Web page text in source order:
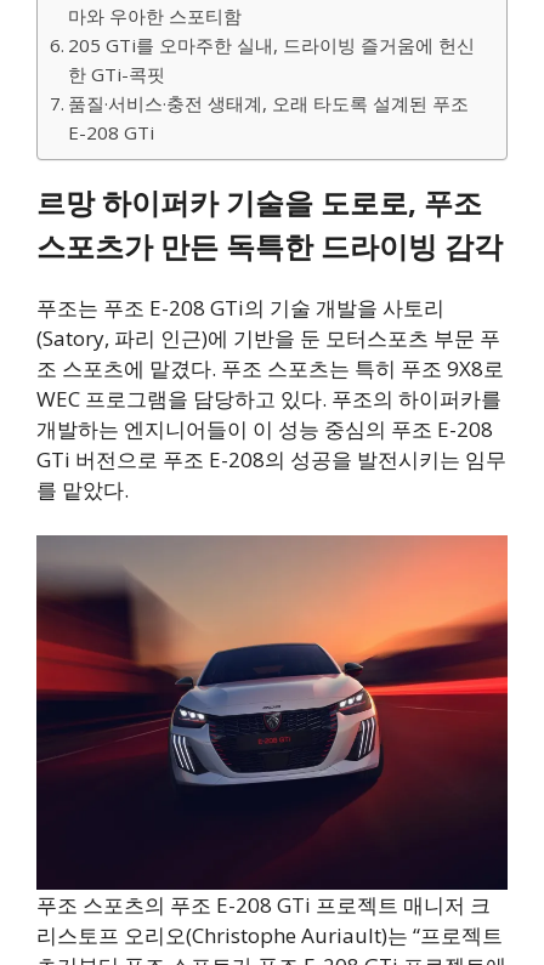
마와 우아한 스포티함
205 GTi를 오마주한 실내, 드라이빙 즐거움에 헌신
한 GTi-콕핏
품질·서비스·충전 생태계, 오래 타도록 설계된 푸조
E-208 GTi
르망 하이퍼카 기술을 도로로, 푸조
스포츠가 만든 독특한 드라이빙 감각
푸조는 푸조 E-208 GTi의 기술 개발을 사토리
(Satory, 파리 인근)에 기반을 둔 모터스포츠 부문 푸
조 스포츠에 맡겼다. 푸조 스포츠는 특히 푸조 9X8로
WEC 프로그램을 담당하고 있다. 푸조의 하이퍼카를
개발하는 엔지니어들이 이 성능 중심의 푸조 E-208
GTi 버전으로 푸조 E-208의 성공을 발전시키는 임무
를 맡았다.
푸조 스포츠의 푸조 E-208 GTi 프로젝트 매니저 크
리스토프 오리오(Christophe Auriault)는 “프로젝트